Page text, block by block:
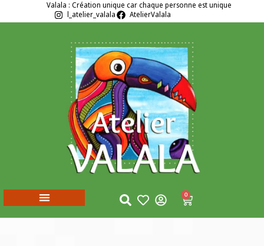
Valala : Création unique car chaque personne est unique
l_atelier_valala
AtelierValala
0